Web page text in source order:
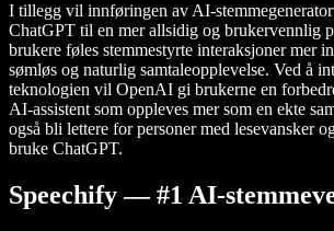
I tillegg vil innføringen av AI-
ChatGPT til en mer allsidig og brukervennlig
brukere føles stemmestyrte interaksjoner mer
sømløs og naturlig samtaleopplevelse. Ved å
teknologien vil OpenAI gi brukerne en
AI-assistent som oppleves mer som en ekte
også bli lettere for personer med lesevansker
bruke ChatGPT.
Speechify — #1 AI-